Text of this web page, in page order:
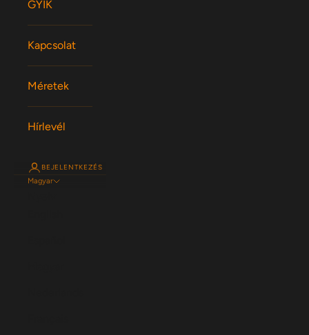
GYIK
Kapcsolat
Méretek
Hírlevél
BEJELENTKEZÉS
Magyar